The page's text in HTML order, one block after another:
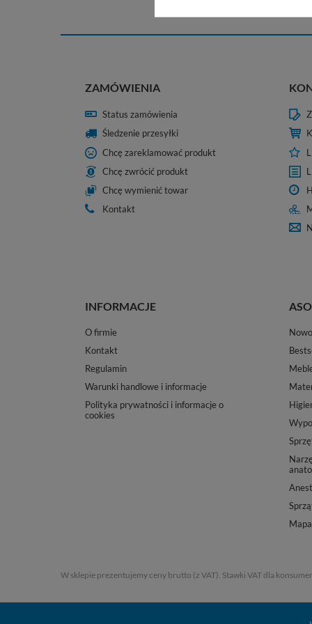
ZAMÓWIENIA
Status zamówienia
Śledzenie przesyłki
Chcę zareklamować produkt
Chcę zwrócić produkt
Chcę wymienić towar
Kontakt
INFORMACJE
O firmie
Kontakt
Regulamin
Warunki handlowe i informacje
Polityka prywatności i informacje o
cookies
W sklepie prezentujemy ceny brutto (z VAT). Stawki VAT dla